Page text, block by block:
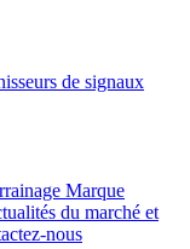
de signaux
Marque
du marché et
nous